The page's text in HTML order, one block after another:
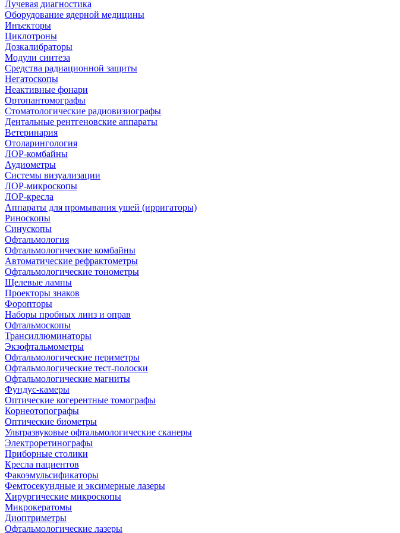
Лучевая диагностика
Оборудование ядерной медицины
Инъекторы
Циклотроны
Дозкалибраторы
Модули синтеза
Средства радиационной защиты
Негатоскопы
Неактивные фонари
Ортопантомографы
Стоматологические радиовизиографы
Дентальные рентгеновские аппараты
Ветеринария
Отоларингология
ЛОР-комбайны
Аудиометры
Системы визуализации
ЛОР-микроскопы
ЛОР-кресла
Аппараты для промывания ушей (ирригаторы)
Риноскопы
Синускопы
Офтальмология
Офтальмологические комбайны
Автоматические рефрактометры
Офтальмологические тонометры
Щелевые лампы
Проекторы знаков
Форопторы
Наборы пробных линз и оправ
Офтальмоскопы
Трансиллюминаторы
Экзофтальмометры
Офтальмологические периметры
Офтальмологические тест-полоски
Офтальмологические магниты
Фундус-камеры
Оптические когерентные томографы
Корнеотопографы
Оптические биометры
Ультразвуковые офтальмологические сканеры
Электроретинографы
Приборные столики
Кресла пациентов
Факоэмульсификаторы
Фемтосекундные и эксимерные лазеры
Хирургические микроскопы
Микрокератомы
Диоптриметры
Офтальмологические лазеры